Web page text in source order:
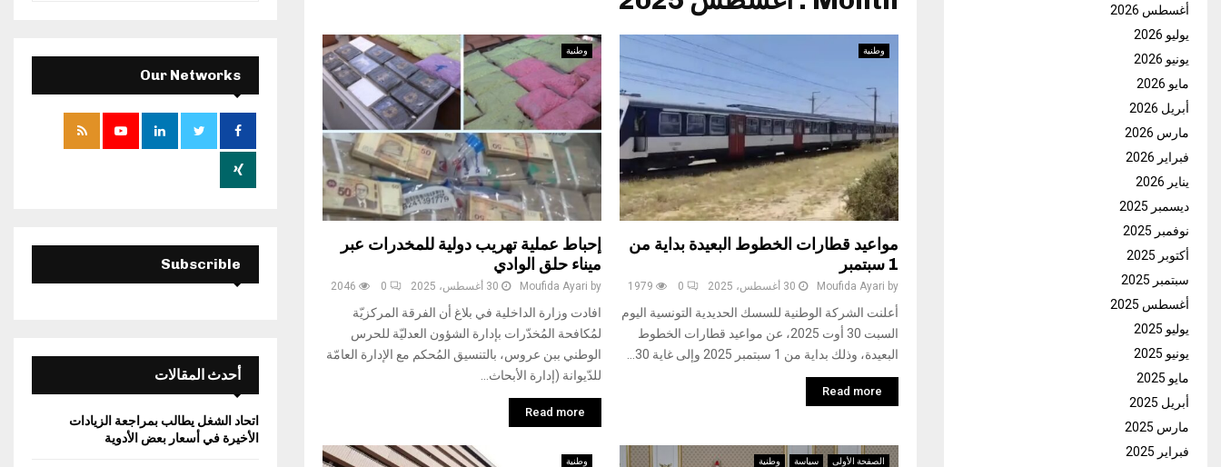
وطنية
إحباط عملية تهريب دولية للمخدرات عبر
ميناء حلق الوادي
by
Moufida Ayari 30 أغسطس، 2025 0
2046
افادت وزارة الداخلية في بلاغ أن الفرقة المركزيّة
لمُكافحة المُخدّرات بإدارة الشؤون العدليّة للحرس
الوطني ببن عروس، بالتنسيق المُحكم مع الإدارة العامّة
للدّيوانة (إدارة الأبحاث...
Read more
وطنية
مواعيد قطارات الخطوط البعيدة بداية من
1 سبتمبر
by
Moufida Ayari 30 أغسطس، 2025 0
1979
أعلنت الشركة الوطنية للسسك الحديدية التونسية اليوم
السبت 30 أوت 2025، عن مواعيد قطارات الخطوط
البعيدة، وذلك بداية من 1 سبتمبر 2025 وإلى غاية 30...
Read more
وطنية الصفحة الأولى سياسة وطنية
أغسطس 2026
يوليو 2026
يونيو 2026
مايو 2026
أبريل 2026
مارس 2026
فبراير 2026
يناير 2026
ديسمبر 2025
نوفمبر 2025
أكتوبر 2025
سبتمبر 2025
أغسطس 2025
يوليو 2025
يونيو 2025
مايو 2025
أبريل 2025
مارس 2025
فبراير 2025
E
A
Our Networks
Subscrible
أحدث المقالات
اتحاد الشغل يطالب بمراجعة الزيادات
الأخيرة في أسعار بعض الأدوية